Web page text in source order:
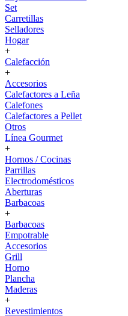
Set
Carretillas
Selladores
Hogar
+
Calefacción
+
Accesorios
Calefactores a Leña
Calefones
Calefactores a Pellet
Otros
Línea Gourmet
+
Hornos / Cocinas
Parrillas
Electrodomésticos
Aberturas
Barbacoas
+
Barbacoas
Empotrable
Accesorios
Grill
Horno
Plancha
Maderas
+
Revestimientos